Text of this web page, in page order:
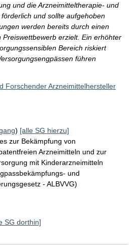
und die Arzneimitteltherapie- und
und sollte aufgehoben
werden bereits durch einen
erzielt. Ein erhöhter
Bereich riskiert
führen
Forschender Arzneimittelhersteller
) [alle SG hierzu]
zur Bekämpfung von
Arzneimitteln und zur
mit Kinderarzneimitteln
und
- ALBVVG)
SG dorthin]